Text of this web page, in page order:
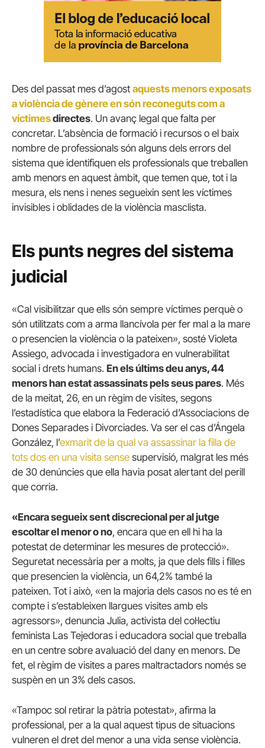
Des del passat mes d’agost aquests menors exposats
a violència de gènere en són reconeguts com a
víctimesdirectes. Un avanç legal que falta per
concretar. L’absència de formació i recursos o el baix
nombre de professionals són alguns dels errors del
sistema que identifiquen els professionals que treballen
amb menors en aquest àmbit, que temen que, tot i la
mesura, els nens i nenes segueixin sent les víctimes
invisibles i oblidades de la violència masclista.
Els punts negres del sistema
judicial
«Cal visibilitzar que ells són sempre víctimes perquè o
són utilitzats com a arma llancívola per fer mal a la mare
o presencien la violència o la pateixen», sosté Violeta
Assiego, advocada i investigadora en vulnerabilitat
social i drets humans. En els últims deu anys, 44
menors han estat assassinats pels seus pares. Més
de la meitat, 26, en un règim de visites, segons
l’estadística que elabora la Federació d’Associacions de
Dones Separades i Divorciades. Va ser el cas d’Ángela
González, l’exmarit de la qual va assassinar la filla de
tots dos en una visita sense supervisió, malgrat les més
de 30 denúncies que ella havia posat alertant del perill
que corria.
«Encara segueix sent discrecional per al jutge
escoltar el menor o no, encara que en ell hi ha la
potestat de determinar les mesures de protecció».
Seguretat necessària per a molts, ja que dels fills i filles
que presencien la violència, un 64,2% també la
pateixen. Tot i això, «en la majoria dels casos no es té en
compte i s’estableixen llargues visites amb els
agressors», denuncia Julia, activista del col·lectiu
feminista Las Tejedoras i educadora social que treballa
en un centre sobre avaluació del dany en menors. De
fet, el règim de visites a pares maltractadors només se
suspèn en un 3% dels casos.
«Tampoc sol retirar la pàtria potestat», afirma la
professional, per a la qual aquest tipus de situacions
vulneren el dret del menor a una vida sense violència.